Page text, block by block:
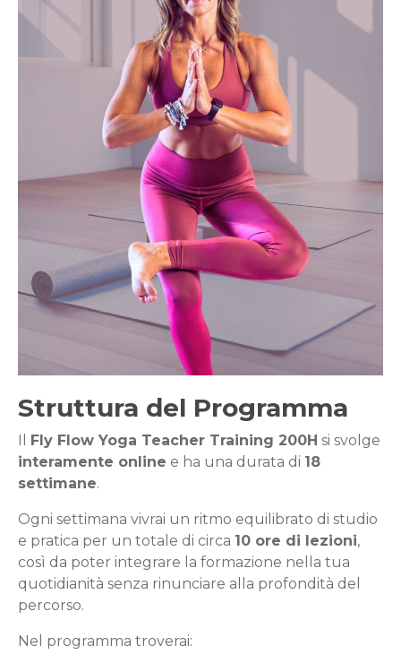
Struttura del Programma
Il Fly Flow Yoga Teacher Training 200H si svolge
interamente online e ha una durata di 18
settimane.
Ogni settimana vivrai un ritmo equilibrato di studio
e pratica per un totale di circa 10 ore di lezioni,
così da poter integrare la formazione nella tua
quotidianità senza rinunciare alla profondità del
percorso.
Nel programma troverai: